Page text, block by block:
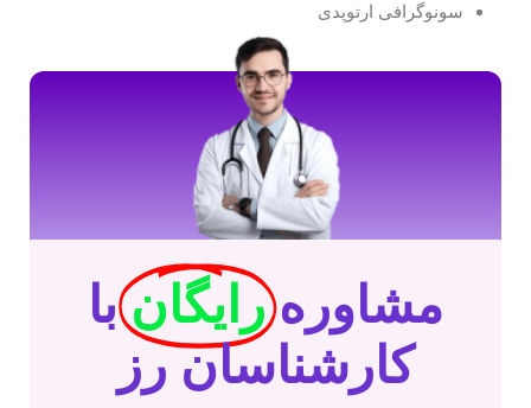
سونوگرافی ارتوپدی
مشاوره رایگان با
کارشناسان رز